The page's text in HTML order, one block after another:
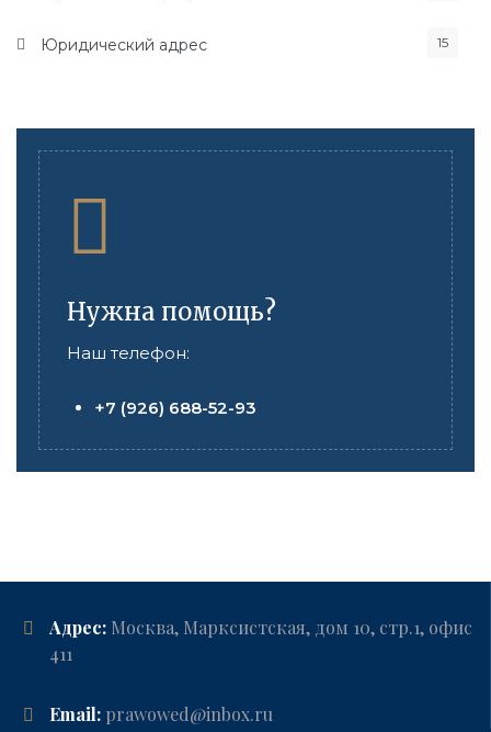
Юридический адрес 15
Нужна помощь?
Наш телефон:
+7 (926) 688-52-93
Адрес: Москва, Марксистская, дом 10, стр.1, офис
411
Email: prawowed@inbox.ru